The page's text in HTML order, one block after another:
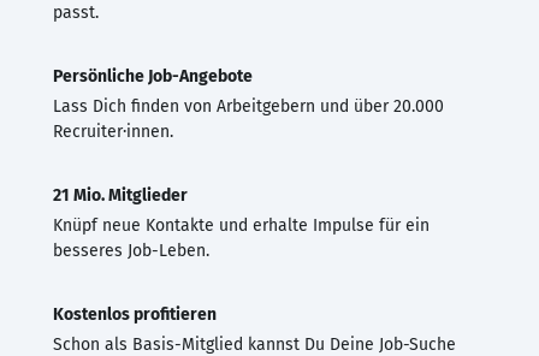
passt.
Persönliche Job-Angebote
Lass Dich finden von Arbeitgebern und über 20.000
Recruiter·innen.
21 Mio. Mitglieder
Knüpf neue Kontakte und erhalte Impulse für ein
besseres Job-Leben.
Kostenlos profitieren
Schon als Basis-Mitglied kannst Du Deine Job-Suche